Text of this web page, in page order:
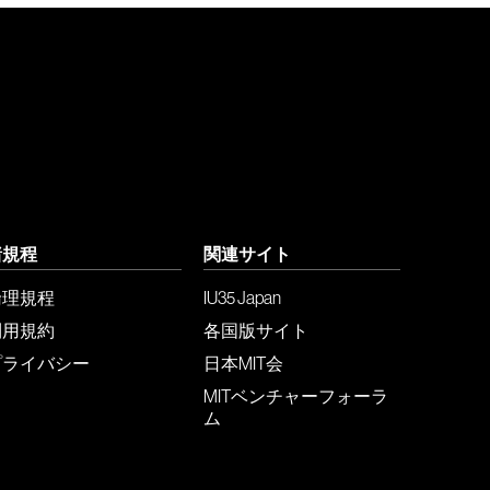
程
規程
規約
イバシー
関連サイト
IU35 Japan
各国版サイト
日本MIT会
MITベンチャーフォーラ
ム